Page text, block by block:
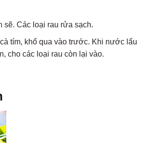
sẽ. Các loại rau rửa sạch.
tím, khổ qua vào trước. Khi nước lẩu
cho các loại rau còn lại vào.